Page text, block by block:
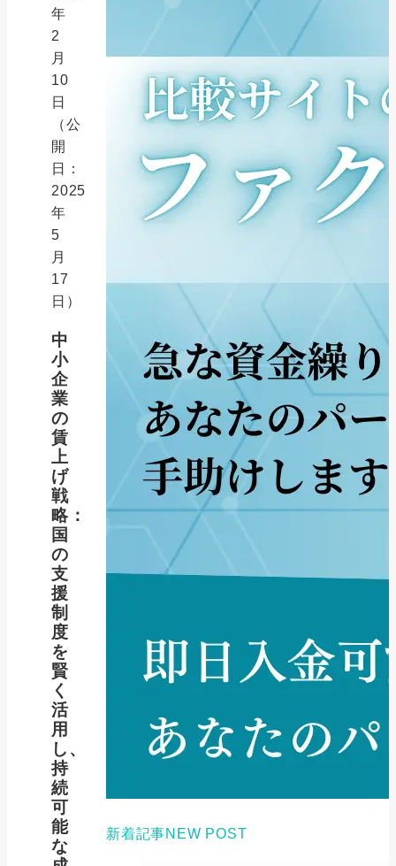
年
2
月
10
日
（公
開
日：
2025
年
5
月
17
日）
中
小
企
業
の
賃
上
げ
戦
略：
国
の
支
援
制
度
を
賢
く
活
用
し、
持
続
可
能
な
新着記事NEW POST